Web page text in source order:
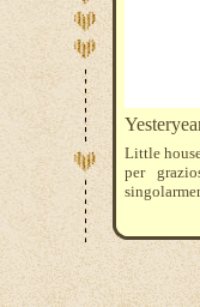
Little
per